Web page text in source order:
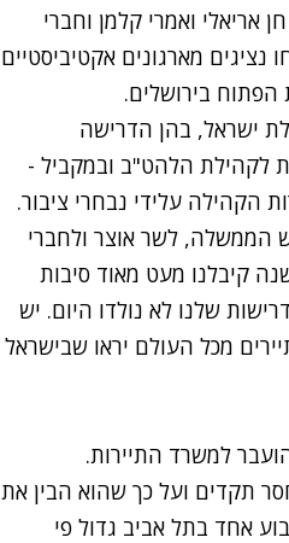
ואמרי קלמן וחברי
נציגים מארגונים אקטיביסטיים
הפתוח בירושלים.
ישראל, בהן הדרישה
לקהילת הלהט"ב ובמקביל -
הקהילה עלידי נבחרי ציבור.
הממשלה, לשר אוצר ולחברי
קיבלנו מעט מאוד סיבות
שלנו לא נולדו היום. יש
מכל העולם יראו שבישראל
למשרד התיירות.
תקדים ועל כך שהוא הבין את
אחד בתל אביב גדול פי